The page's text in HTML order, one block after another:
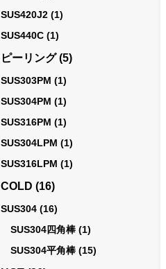
SUS420J2 (1)
SUS440C (1)
ピーリング (5)
SUS303PM (1)
SUS304PM (1)
SUS316PM (1)
SUS304LPM (1)
SUS316LPM (1)
COLD (16)
SUS304 (16)
SUS304四角棒 (1)
SUS304平角棒 (15)